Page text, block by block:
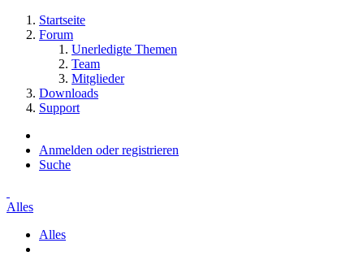
Startseite
Forum
Unerledigte Themen
Team
Mitglieder
Downloads
Support
Anmelden oder registrieren
Suche
Alles
Alles